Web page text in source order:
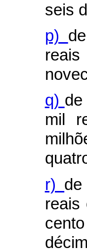
seis
p)
q) de
mil
r)
reais